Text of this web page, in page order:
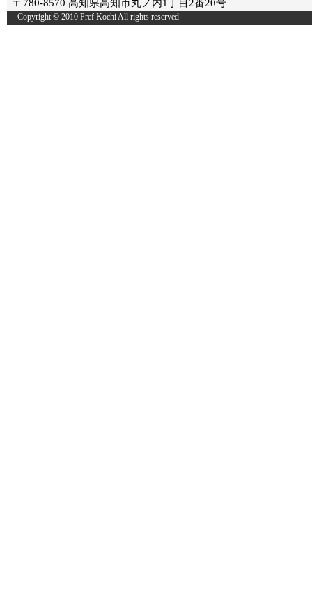
〒780-8570 高知県高知市丸ノ内1丁目2番20号
Copyright © 2010 Pref Kochi All rights reserved